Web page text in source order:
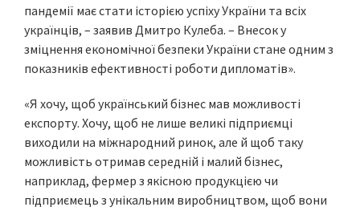
пандемії має стати історією успіху України та всіх
українців, – заявив Дмитро Кулеба. – Внесок у
зміцнення економічної безпеки України стане одним з
показників ефективності роботи дипломатів».
«Я хочу, щоб український бізнес мав можливості
експорту. Хочу, щоб не лише великі підприємці
виходили на міжнародний ринок, але й щоб таку
можливість отримав середній і малий бізнес,
наприклад, фермер з якісною продукцією чи
підприємець з унікальним виробництвом, щоб вони